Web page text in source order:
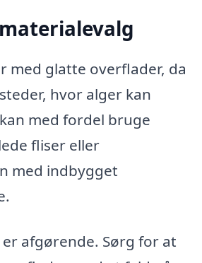
med glatte overflader, da
hvor alger kan
med fordel bruge
fliser eller
med indbygget
afgørende. Sørg for at